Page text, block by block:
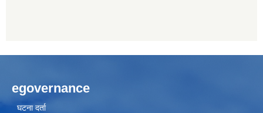
egovernance
घटना दर्ता